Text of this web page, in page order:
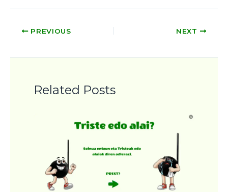
PREVIOUS NEXT
Related Posts